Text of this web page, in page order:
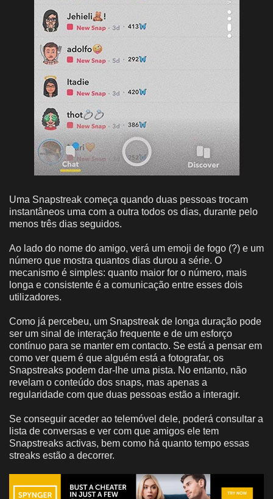
Uma Snapstreak começa quando duas pessoas trocam
instantâneos uma com a outra todos os dias, durante pelo
menos três dias seguidos.
Ao lado do nome do amigo, verá um emoji de fogo (?) e um
número que mostra quantos dias durou a série. O
mecanismo é simples: quanto maior for o número, mais
longa e consistente é a comunicação entre esses dois
utilizadores.
Como já percebeu, um Snapstreak de longa duração pode
ser um sinal de interação frequente e de um esforço
contínuo para se manter em contacto. Se está a pensar em
como ver quem é que alguém está a fotografar, os
Snapstreaks podem dar-lhe uma pista. No entanto, não
revelam o conteúdo dos snaps, mas apenas a
regularidade com que duas pessoas estão a interagir.
Se conseguir aceder ao telemóvel dele, poderá consultar a
lista de conversas e ver com que amigos ele tem
Snapstreaks activas, bem como há quanto tempo essas
streaks estão a decorrer.